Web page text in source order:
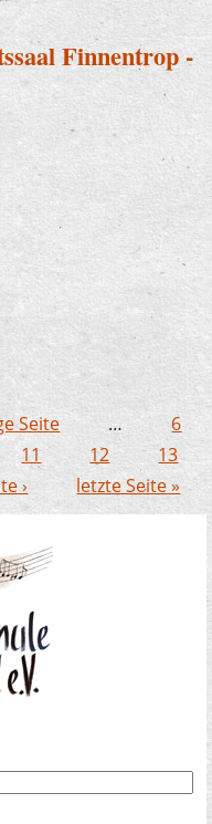
Finnentrop -
im Ratssaal
Seite …
6
11 12
13
› letzte Seite »